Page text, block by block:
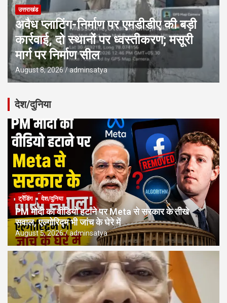
उत्तराखंड
अवैध प्लाटिंग-निर्माण पर एमडीडीए की बड़ी
कार्रवाई, दो स्थानों पर ध्वस्तीकरण; मसूरी
मार्ग पर निर्माण सील
August 8, 2026 adminsatya
देश/दुनिया
ट्रेंडिंग देश/दुनिया
PM मोदी का वीडियो हटाने पर Meta से सरकार के तीखे
सवाल, एल्गोरिद्म भी जांच के घेरे में
August 5, 2026 adminsatya